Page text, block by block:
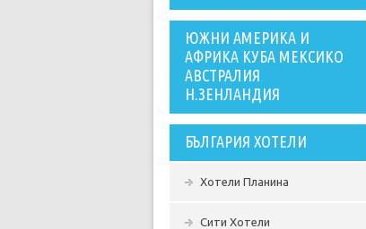
ЮЖНИ АМЕРИКА И
АФРИКА КУБА МЕКСИКО
АВСТРАЛИЯ
Н.ЗЕНЛАНДИЯ
БЪЛГАРИЯ ХОТЕЛИ
Хотели Планина
Сити Хотели